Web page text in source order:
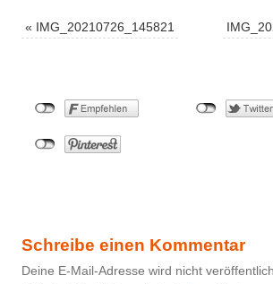
« IMG_20210726_145821
Schreibe einen Kommentar
Deine E-Mail-Adresse wird nicht